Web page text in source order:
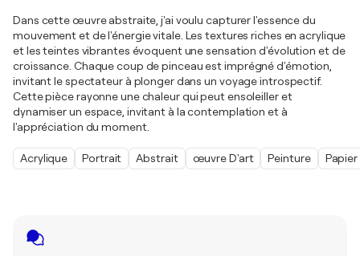
Dans cette œuvre abstraite, j'ai voulu capturer l'essence du
mouvement et de l'énergie vitale. Les textures riches en acrylique
et les teintes vibrantes évoquent une sensation d'évolution et de
croissance. Chaque coup de pinceau est imprégné d'émotion,
invitant le spectateur à plonger dans un voyage introspectif.
Cette pièce rayonne une chaleur qui peut ensoleiller et
dynamiser un espace, invitant à la contemplation et à
l'appréciation du moment.
Acrylique Portrait Abstrait œuvre D'art Peinture Papier